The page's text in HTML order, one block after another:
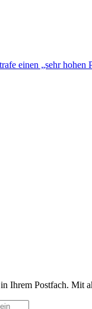
einen „sehr hohen
Ihrem Postfach. Mit